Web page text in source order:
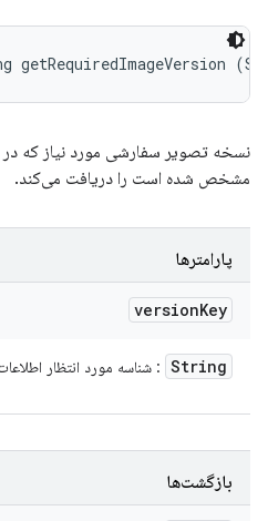
نسخه تصویر سفارشی مورد نیاز که
مشخص شده است را دریافت می‌کند.
پارامترها
versionKey
String : شناسه مورد انتظار
بازگشت‌ها